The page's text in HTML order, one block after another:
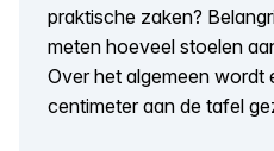
praktische zaken?
meten hoeveel stoelen
Over het algemeen wordt
centimeter aan de tafel